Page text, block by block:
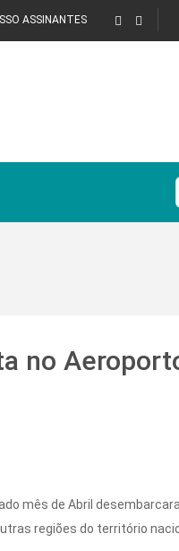
ASSINANTES
no
mês de Abril
regiões do território